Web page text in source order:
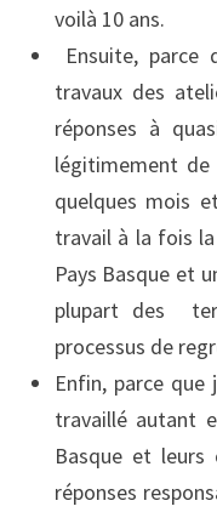
voilà 10 ans.
Ensuite,
travaux des
réponses à
légitimement
quelques mois
travail à la fois
Pays Basque et
plupart des
processus de
Enfin, parce que
travaillé autant
Basque et leurs
réponses